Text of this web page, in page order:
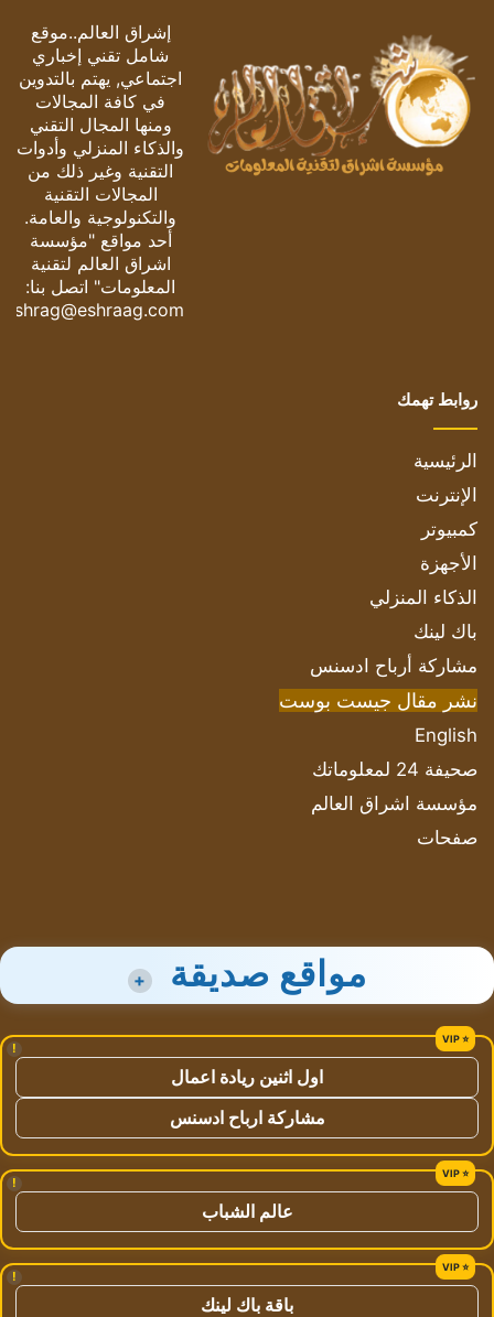
إشراق العالم..موقع
شامل تقني إخباري
اجتماعي, يهتم بالتدوين
في كافة المجالات
ومنها المجال التقني
والذكاء المنزلي وأدوات
التقنية وغير ذلك من
المجالات التقنية
والتكنولوجية والعامة.
أحد مواقع "مؤسسة
اشراق العالم لتقنية
المعلومات" اتصل بنا:
eshrag@eshraag.com
روابط تهمك
الرئيسية
الإنترنت
كمبيوتر
الأجهزة
الذكاء المنزلي
باك لينك
مشاركة أرباح ادسنس
نشر مقال جيست بوست
English
صحيفة 24 لمعلوماتك
مؤسسة اشراق العالم
صفحات
مواقع صديقة +
!
اول اثنين ريادة اعمال
مشاركة ارباح ادسنس
!
عالم الشباب
!
باقة باك لينك